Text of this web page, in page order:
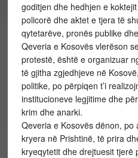
goditjen dhe hedhjen e
policorë dhe aktet e tjera të
qytetarëve, pronës publike
Qeveria e Kosovës vlerëson
protestë, është e organizuar
të gjitha zgjedhjeve në
politike, po përpiqen t’i
institucioneve legjitime dhe
krim dhe anarki.
Qeveria e Kosovës dënon,
kryera në Prishtinë, të prira
kryeqytetit dhe drejtuesit tjerë